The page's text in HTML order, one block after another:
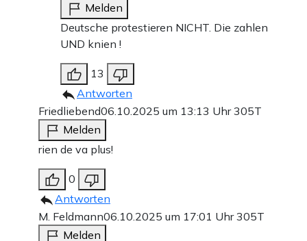
Melden
Deutsche protestieren NICHT. Die zahlen
UND knien !
13
Antworten
Friedliebend06.10.2025 um 13:13 Uhr305T
Melden
rien de va plus!
0
Antworten
M. Feldmann06.10.2025 um 17:01 Uhr305T
Melden